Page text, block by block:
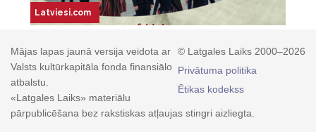
© Latgales Laiks 2000–2026
Privātuma politika
Ētikas kodekss
Mājas lapas jaunā versija veidota ar
Valsts kultūrkapitāla fonda finansiālo
atbalstu.
«Latgales Laiks» materiālu
pārpublicēšana bez rakstiskas atļaujas stingri aizliegta.